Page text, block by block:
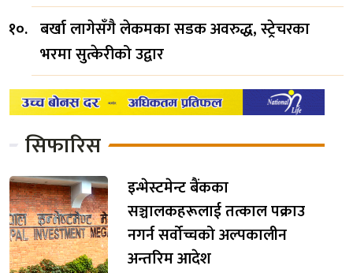
बर्खा लागेसँगै लेकमका सडक अवरुद्ध, स्ट्रेचरका
भरमा सुत्केरीको उद्वार
सिफारिस
इन्भेस्टमेन्ट बैंकका
सञ्चालकहरूलाई तत्काल पक्राउ
नगर्न सर्वोच्चको अल्पकालीन
अन्तरिम आदेश